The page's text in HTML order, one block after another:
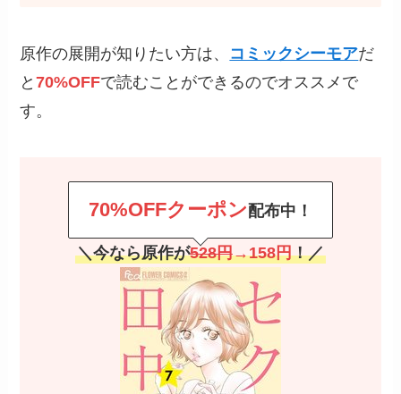
原作の展開が知りたい方は、 コミックシーモアだ
と70%OFFで読むことができるのでオススメで
す。
70%OFFクーポン配布中！
＼今なら原作が528円→158円！／